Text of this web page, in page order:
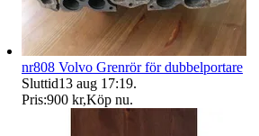
nr808 Volvo Grenrör för dubbelportare
Sluttid13 aug 17:19.
Pris:900 kr,Köp nu.